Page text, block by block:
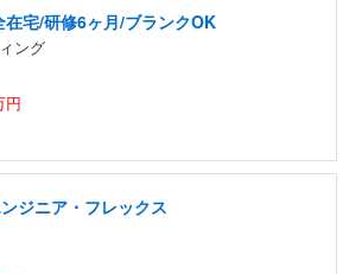
宅/研修6ヶ月/ブランクOK
ング
円
ジニア・フレックス